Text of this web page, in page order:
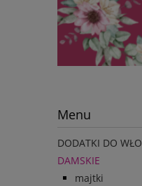
Menu
DODATKI DO
DAMSKIE
majtki